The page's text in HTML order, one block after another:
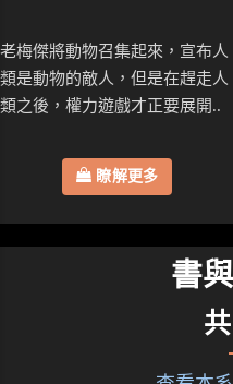
老梅傑將動物召集起來，宣布人
類是動物的敵人，但是在趕走人
類之後，權力遊戲才正要展開..
瞭解更多
書
共